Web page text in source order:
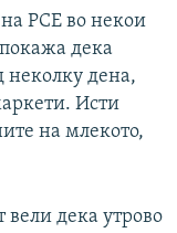
РСЕ во некои
дека
неколку дена,
Исти
на млекото,
вели дека утрово